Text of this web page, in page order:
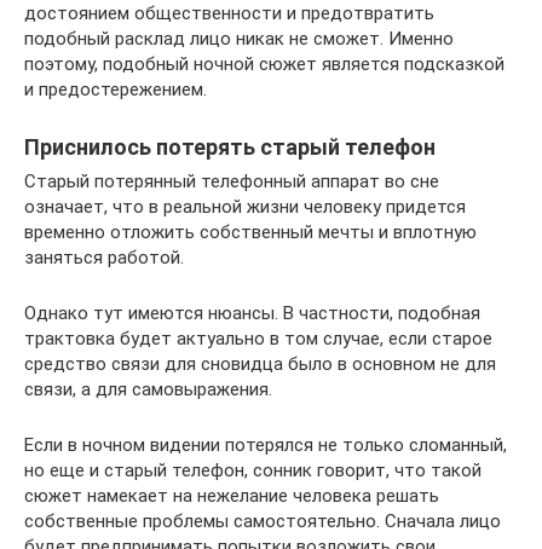
достоянием общественности и предотвратить
подобный расклад лицо никак не сможет. Именно
поэтому, подобный ночной сюжет является подсказкой
и предостережением.
Приснилось потерять старый телефон
Старый потерянный телефонный аппарат во сне
означает, что в реальной жизни человеку придется
временно отложить собственный мечты и вплотную
заняться работой.
Однако тут имеются нюансы. В частности, подобная
трактовка будет актуально в том случае, если старое
средство связи для сновидца было в основном не для
связи, а для самовыражения.
Если в ночном видении потерялся не только сломанный,
но еще и старый телефон, сонник говорит, что такой
сюжет намекает на нежелание человека решать
собственные проблемы самостоятельно. Сначала лицо